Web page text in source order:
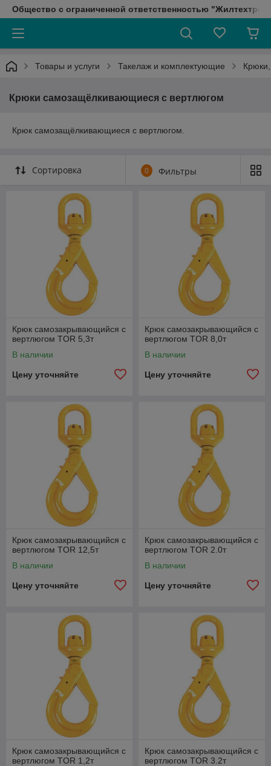
Общество с ограниченной ответственностью
Товары и услуги Такелаж и комплектующие
Крюки самозащёлкивающиеся с вертлюгом
Крюк самозащёлкивающиеся с вертлюгом.
Сортировка 0 Фильтры
Крюк самозакрывающийся с
вертлюгом TOR 5,3т
В наличии
Цену уточняйте
Крюк самозакрывающийся с
вертлюгом TOR 8,0т
В наличии
Цену уточняйте
Крюк самозакрывающийся с
вертлюгом TOR 12,5т
В наличии
Цену уточняйте
Крюк самозакрывающийся с
вертлюгом TOR 2.0т
В наличии
Цену уточняйте
Крюк самозакрывающийся с
вертлюгом TOR 1,2т
Крюк самозакрывающийся с
вертлюгом TOR 3.2т